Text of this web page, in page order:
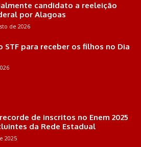
candidato a reeleição
por Alagoas
de 2026
STF para receber os filhos no Dia
de inscritos no Enem 2025
da Rede Estadual
2025